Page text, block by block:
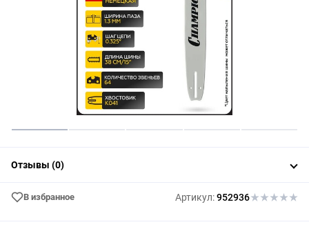
Отзывы (0)
В избранное Артикул:952936